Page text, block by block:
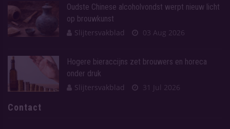
Oudste Chinese alcoholvondst werpt nieuw licht
op brouwkunst
Slijtersvakblad
03 Aug 2026
Hogere bieraccijns zet brouwers en horeca
onder druk
Slijtersvakblad
31 Jul 2026
Contact